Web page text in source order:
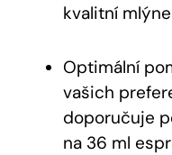
kvalitní
Optimální
vašich
doporučuje
na 36 ml